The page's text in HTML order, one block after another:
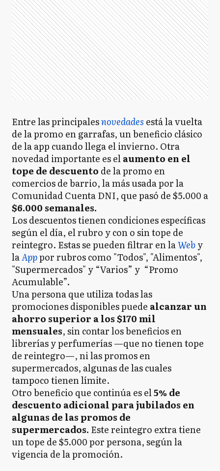
Entre las principalesnovedades está la vuelta
de la promo en garrafas, un beneficio clásico
de la app cuando llega el invierno. Otra
novedad importante es elaumento en el
tope de descuento de la promo en
comercios de barrio, la más usada por la
Comunidad Cuenta DNI, que pasó de $5.000 a
$6.000 semanales.
Los descuentos tienen condiciones específicas
según el día, el rubro y con o sin tope de
reintegro. Estas se pueden filtrar en laWeby
laApppor rubros como "Todos", "Alimentos",
"Supermercados" y “Varios” y “Promo
Acumulable”.
Una persona que utiliza todas las
promociones disponibles puede alcanzar un
ahorro superior a los $170 mil
mensuales, sin contar los beneficios en
librerías y perfumerías —que no tienen tope
de reintegro—, ni las promos en
supermercados, algunas de las cuales
tampoco tienen límite.
Otro beneficio que continúa es el5% de
descuento adicional para jubilados en
algunas de las promos de
supermercados. Este reintegro extra tiene
un tope de $5.000 por persona, según la
vigencia de la promoción.